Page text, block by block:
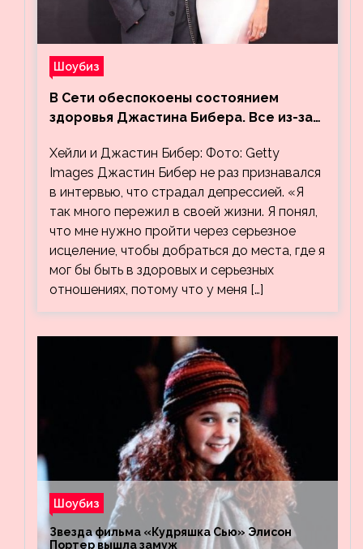
Шоубиз
В Сети обеспокоены состоянием
здоровья Джастина Бибера. Все из-за
Хейли
Хейли и Джастин Бибер: Фото: Getty
Images Джастин Бибер не раз признавался
в интервью, что страдал депрессией. «Я
так много пережил в своей жизни. Я понял,
что мне нужно пройти через серьезное
исцеление, чтобы добраться до места, где я
мог бы быть в здоровых и серьезных
отношениях, потому что у меня […]
Шоубиз
Звезда фильма «Кудряшка Сью» Элисон
Портер вышла замуж